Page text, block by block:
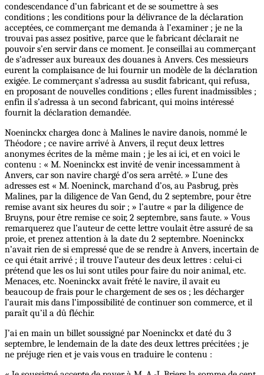
condescendance d’un fabricant et de se soumettre à ses
conditions ; les conditions pour la délivrance de la déclaration
acceptées, ce commerçant me demanda à l’examiner ; je ne la
trouvai pas assez positive, parce que le fabricant déclarait ne
pouvoir s’en servir dans ce moment. Je conseillai au commerçant
de s’adresser aux bureaux des douanes à Anvers. Ces messieurs
eurent la complaisance de lui fournir un modèle de la déclaration
exigée. Le commerçant s’adressa au susdit fabricant, qui refusa,
en proposant de nouvelles conditions ; elles furent inadmissibles ;
enfin il s’adressa à un second fabricant, qui moins intéressé
fournit la déclaration demandée.
Noeninckx chargea donc à Malines le navire danois, nommé le
Théodore ; ce navire arrivé à Anvers, il reçut deux lettres
anonymes écrites de la même main ; je les ai ici, et en voici le
contenu : « M. Noeninckx est invité de venir incessamment à
Anvers, car son navire chargé d’os sera arrêté. » L’une des
adresses est « M. Noeninck, marchand d’os, au Pasbrug, près
Malines, par la diligence de Van Gend, du 2 septembre, pour être
remise avant six heures du soir ; » l’autre « par la diligence de
Bruyns, pour être remise ce soir, 2 septembre, sans faute. » Vous
remarquerez que l’auteur de cette lettre voulait être assuré de sa
proie, et prenez attention à la date du 2 septembre. Noeninckx
n’avait rien de si empressé que de se rendre à Anvers, incertain de
ce qui était arrivé ; il trouve l’auteur des deux lettres : celui-ci
prétend que les os lui sont utiles pour faire du noir animal, etc.
Menaces, etc. Noeninckx avait frété le navire, il avait eu
beaucoup de frais pour le chargement de ses os ; les décharger
l’aurait mis dans l’impossibilité de continuer son commerce, et il
paraît qu’il a dû fléchir.
J’ai en main un billet soussigné par Noeninckx et daté du 3
septembre, le lendemain de la date des deux lettres précitées ; je
ne préjuge rien et je vais vous en traduire le contenu :